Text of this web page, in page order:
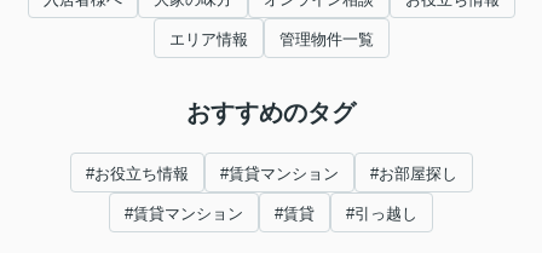
エリア情報 管理物件一覧
おすすめのタグ
#お役立ち情報 #賃貸マンション #お部屋探し
#賃貸マンション #賃貸 #引っ越し